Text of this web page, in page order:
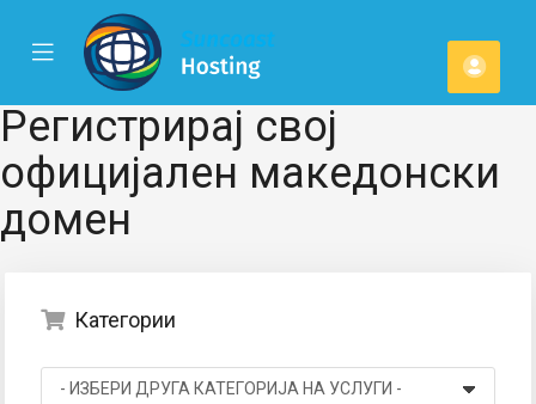
Mobile
Menu
Ваша
Регистрирај свој
официјален македонски
домен
Категории